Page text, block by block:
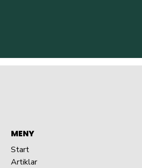
MENY
Start
Artiklar